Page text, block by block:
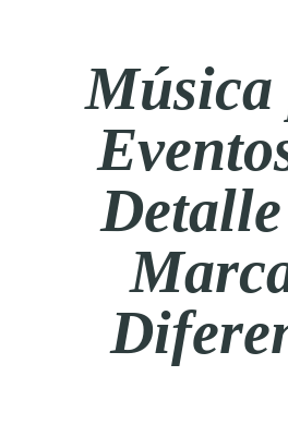
Música